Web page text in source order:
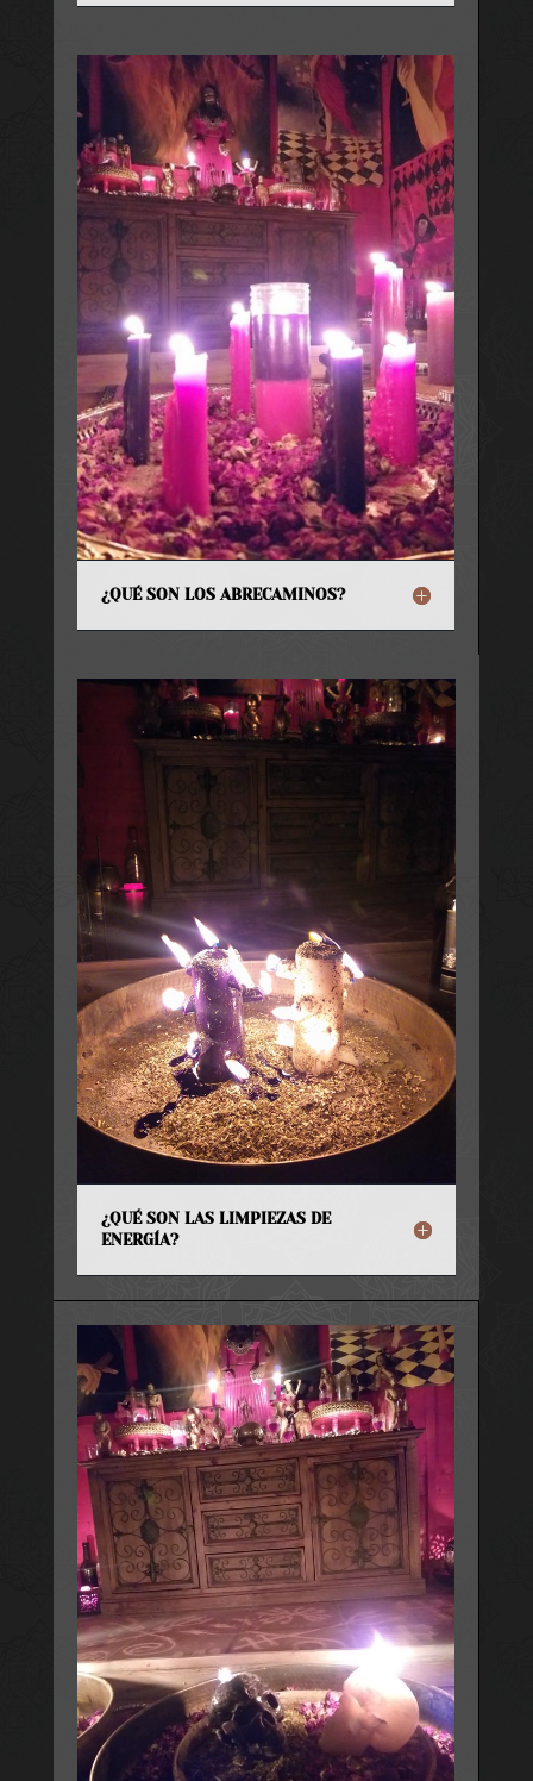
¿QUÉ SON LOS ABRECAMINOS?
¿QUÉ SON LAS LIMPIEZAS DE
ENERGÍA?